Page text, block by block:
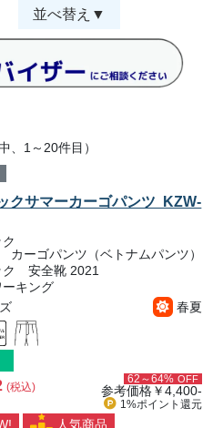
並べ替え
、1～20件目）
クサマーカーゴパンツ KZW-
カーゴパンツ（ベトナムパンツ）
ク 安全靴 2021
ーキング
春夏
(税込)
62～64% OFF
参考価格￥4,400-
1%ポイント 還元
人気商品